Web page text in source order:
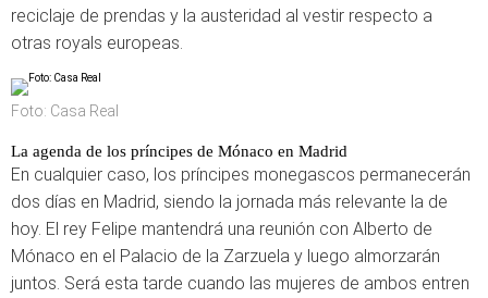
reciclaje de prendas y la austeridad al vestir respecto a
otras royals europeas.
Foto: Casa Real
La agenda de los príncipes de Mónaco en Madrid
En cualquier caso, los príncipes monegascos permanecerán
dos días en Madrid, siendo la jornada más relevante la de
hoy. El rey Felipe mantendrá una reunión con Alberto de
Mónaco en el Palacio de la Zarzuela y luego almorzarán
juntos. Será esta tarde cuando las mujeres de ambos entren